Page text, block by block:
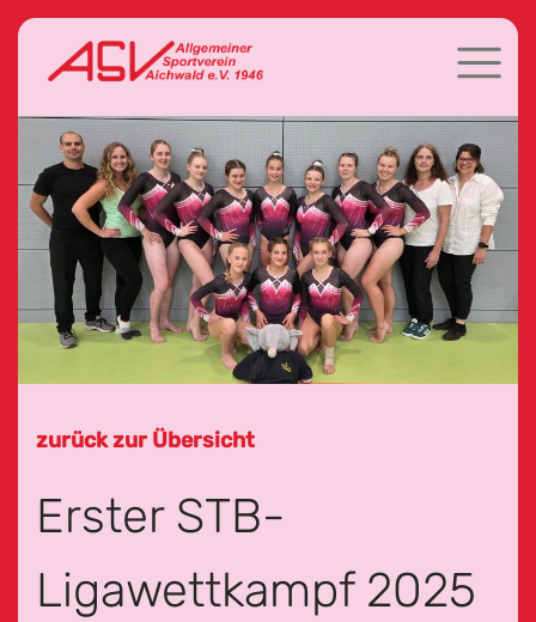
zurück zur Übersicht
Erster STB-
Ligawettkampf 2025